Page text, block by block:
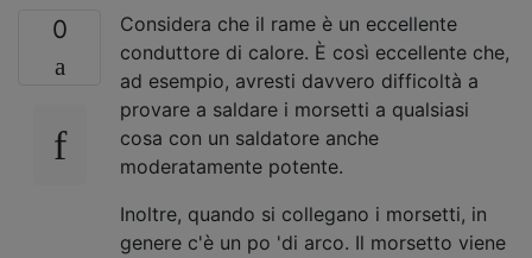
0
Considera che il rame è un eccellente
conduttore di calore. È così eccellente che,
ad esempio, avresti davvero difficoltà a
provare a saldare i morsetti a qualsiasi
cosa con un saldatore anche
moderatamente potente.
Inoltre, quando si collegano i morsetti, in
genere c'è un po 'di arco. Il morsetto viene